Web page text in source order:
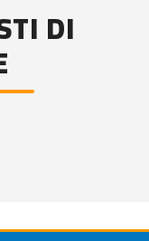
DI